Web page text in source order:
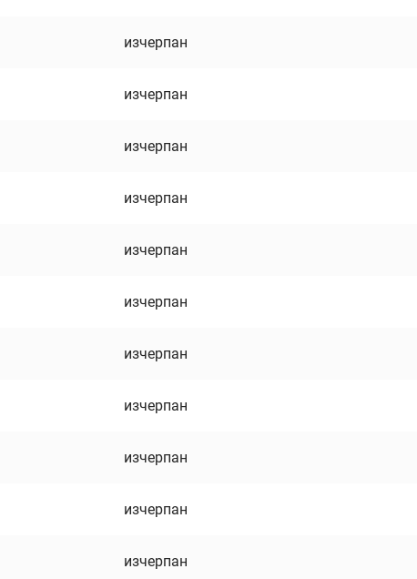
изчерпан
изчерпан
изчерпан
изчерпан
изчерпан
изчерпан
изчерпан
изчерпан
изчерпан
изчерпан
изчерпан